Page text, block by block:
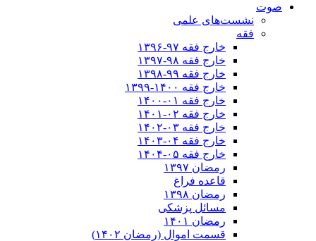
صوت
نشست‌های علمی
فقه
خارج فقه ۹۷-۱۳۹۶
خارج فقه ۹۸-۱۳۹۷
خارج فقه ۹۹-۱۳۹۸
خارج فقه ۱۴۰۰-۱۳۹۹
خارج فقه ۰۱-۱۴۰۰
خارج فقه ۰۲-۱۴۰۱
خارج فقه ۰۳-۱۴۰۲
خارج فقه ۰۴-۱۴۰۳
خارج فقه ۰۵-۱۴۰۴
رمضان ۱۳۹۷
قاعده فراغ
رمضان ۱۳۹۸
مسائل پزشکی
رمضان ۱۴۰۱
قسمت اموال (رمضان ۱۴۰۲)